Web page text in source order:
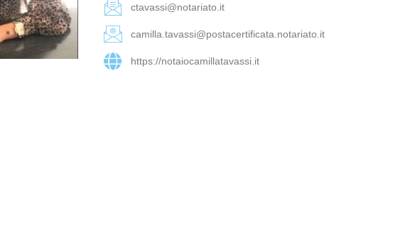
ctavassi@notariato.it
camilla.tavassi@postacertificata.notariato.it
https://notaiocamillatavassi.it